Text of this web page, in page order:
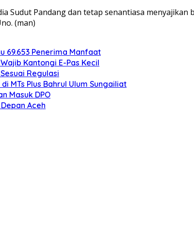
Sudut Pandang dan tetap senantiasa
(man)
69.653 Penerima Manfaat
Kantongi E-Pas Kecil
Regulasi
MTs Plus Bahrul Ulum Sungailiat
Masuk DPO
Aceh